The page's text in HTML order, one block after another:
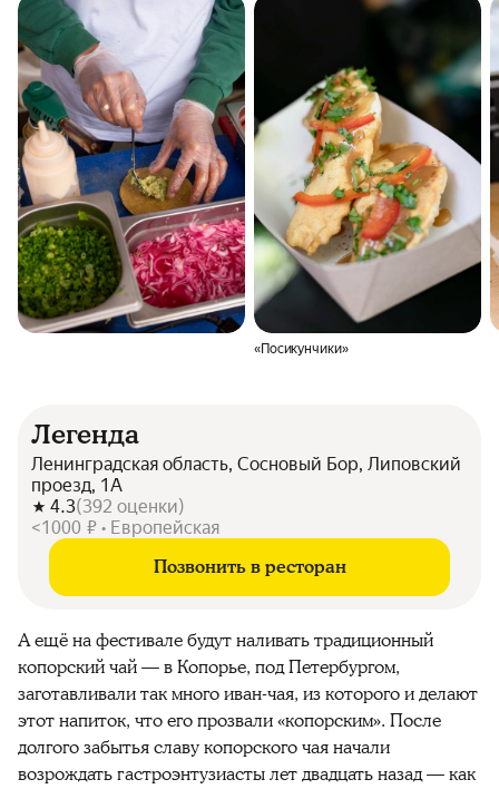
«Посикунчики»
Легенда
Ленинградская область, Сосновый Бор, Липовский
проезд, 1А
4.3(392 оценки)
<1000 ₽ • Европейская
Позвонить в ресторан
А ещё на фестивале будут наливать традиционный
копорский чай — в Копорье, под Петербургом,
заготавливали так много иван-чая, из которого и делают
этот напиток, что его прозвали «копорским». После
долгого забытья славу копорского чая начали
возрождать гастроэнтузиасты лет двадцать назад — как